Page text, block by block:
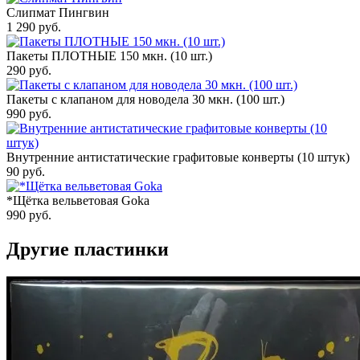
Слипмат Пингвин
1 290 руб.
Пакеты ПЛОТНЫЕ 150 мкн. (10 шт.)
290 руб.
Пакеты с клапаном для новодела 30 мкн. (100 шт.)
990 руб.
Внутренние антистатические графитовые конверты (10 штук)
90 руб.
*Щётка вельветовая Goka
990 руб.
Другие пластинки